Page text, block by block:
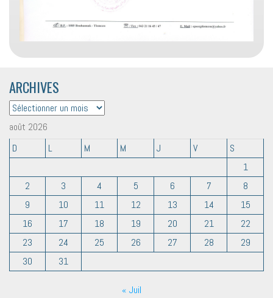
ARCHIVES
ARCHIVES
août 2026
D
L M M J V
S
1
2
3 4 5 6 7
8
9
10 11 12 13 14
15
16
17 18 19 20 21
22
23
24 25 26 27 28
29
30
31
« Juil